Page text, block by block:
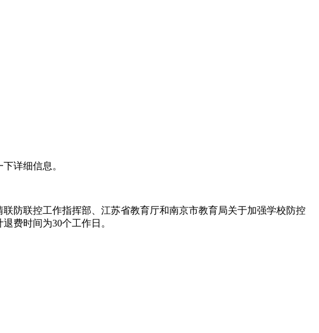
详细信息。
联控工作指挥部、江苏省教育厅和南京市教育局关于加强学校防控
费时间为30个工作日。